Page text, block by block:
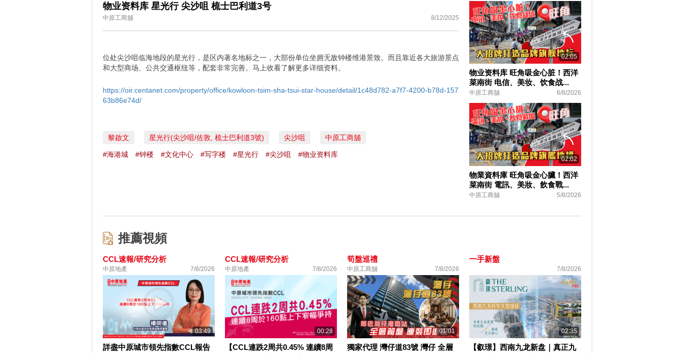
物业资料库 星光行 尖沙咀 梳士巴利道3号
中原工商舖 8/12/2025
位处尖沙咀临海地段的星光行，是区内著名地标之一，大部份单位坐拥无敌钟楼维港景致。而且靠近各大旅游景点
和大型商场、公共交通枢纽等，配套非常完善。马上收看了解更多详细资料。
https://oir.centanet.com/property/office/kowloon-tsim-sha-tsui-star-house/detail/1c48d782-a7f7-4200-b78d-157
63b86e74d/
黎啟文 星光行(尖沙咀/佐敦, 梳士巴利道3號) 尖沙咀 中原工商舖
#海港城 #钟楼 #文化中心 #写字楼 #星光行 #尖沙咀 #物业资料库 ⁠
02:05
物业资料库 旺角吸金心脏！西洋
菜南街 电信、美妆、饮食战...
中原工商舖 6/8/2026
02:02
物業資料庫 旺角吸金心臟！西洋
菜南街 電訊、美妝、飲食戰...
中原工商舖 5/8/2026
推薦視頻
CCL速報/研究分析
中原地產 7/8/2026
03:49
詳盡中原城市領先指數CCL報告
CCL速報/研究分析
中原地產 7/8/2026
00:28
【CCL連跌2周共0.45% 連續8周
筍盤巡禮
中原工商舖 7/8/2026
01:01
獨家代理 灣仔道83號 灣仔 全層
一手新盤
7/8/2026
02:35
【叡璟】西南九龙新盘｜真正九